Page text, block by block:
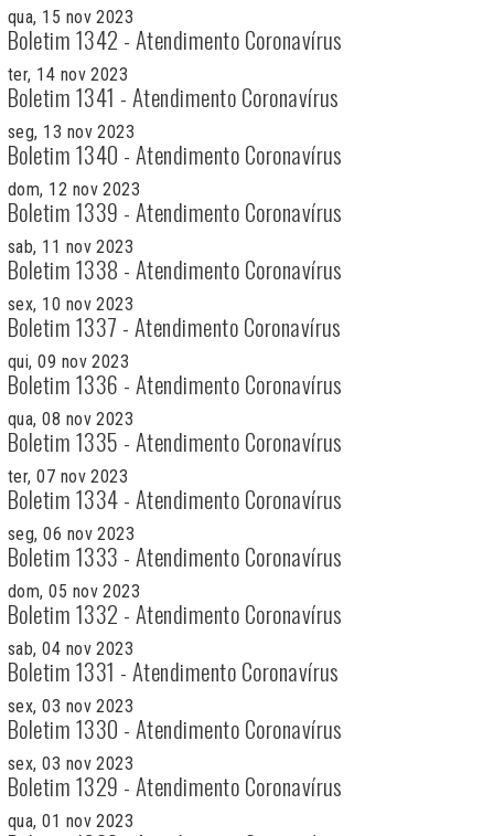
qua, 15 nov 2023
Boletim 1342 - Atendimento Coronavírus
ter, 14 nov 2023
Boletim 1341 - Atendimento Coronavírus
seg, 13 nov 2023
Boletim 1340 - Atendimento Coronavírus
dom, 12 nov 2023
Boletim 1339 - Atendimento Coronavírus
sab, 11 nov 2023
Boletim 1338 - Atendimento Coronavírus
sex, 10 nov 2023
Boletim 1337 - Atendimento Coronavírus
qui, 09 nov 2023
Boletim 1336 - Atendimento Coronavírus
qua, 08 nov 2023
Boletim 1335 - Atendimento Coronavírus
ter, 07 nov 2023
Boletim 1334 - Atendimento Coronavírus
seg, 06 nov 2023
Boletim 1333 - Atendimento Coronavírus
dom, 05 nov 2023
Boletim 1332 - Atendimento Coronavírus
sab, 04 nov 2023
Boletim 1331 - Atendimento Coronavírus
sex, 03 nov 2023
Boletim 1330 - Atendimento Coronavírus
sex, 03 nov 2023
Boletim 1329 - Atendimento Coronavírus
qua, 01 nov 2023